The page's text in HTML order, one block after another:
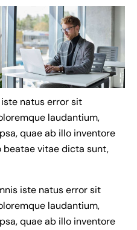
natus error sit
laudantium,
quae ab illo inventore
vitae dicta sunt,
iste natus error sit
laudantium,
quae ab illo inventore